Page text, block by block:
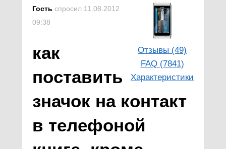
Отзывы (49)
FAQ (7841)
Характеристики
Гость спросил 11.08.2012
09:38
как
поставить
значок на контакт
в телефоной